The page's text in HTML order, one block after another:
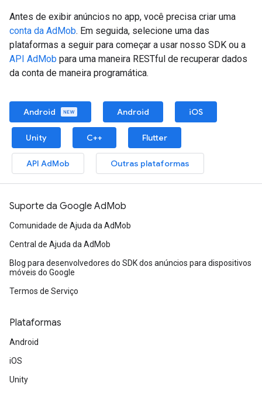
Antes de exibir anúncios no app, você precisa criar uma
conta da AdMob. Em seguida, selecione uma das
plataformas a seguir para começar a usar nosso SDK ou a
API AdMob para uma maneira RESTful de recuperar dados
da conta de maneira programática.
Android Android iOS
Unity C++ Flutter
API AdMob Outras plataformas
Suporte da Google AdMob
Comunidade de Ajuda da AdMob
Central de Ajuda da AdMob
Blog para desenvolvedores do SDK dos anúncios para dispositivos
móveis do Google
Termos de Serviço
Plataformas
Android
iOS
Unity